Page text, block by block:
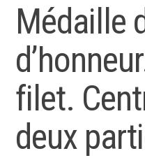
Médaille
filet.
deux